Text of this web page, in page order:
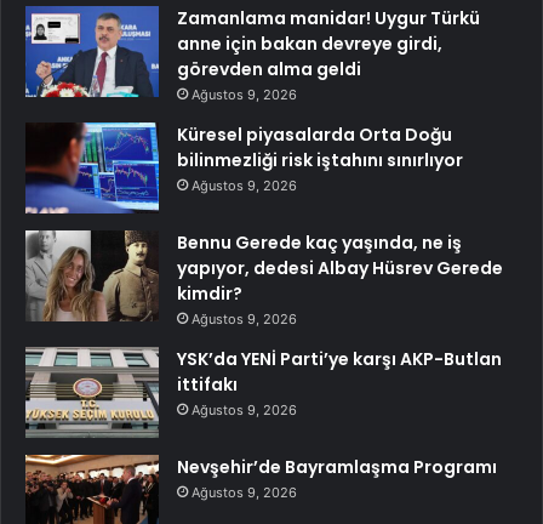
Zamanlama manidar! Uygur Türkü
anne için bakan devreye girdi,
görevden alma geldi
Ağustos 9, 2026
Küresel piyasalarda Orta Doğu
bilinmezliği risk iştahını sınırlıyor
Ağustos 9, 2026
Bennu Gerede kaç yaşında, ne iş
yapıyor, dedesi Albay Hüsrev Gerede
kimdir?
Ağustos 9, 2026
YSK’da YENİ Parti’ye karşı AKP-Butlan
ittifakı
Ağustos 9, 2026
Nevşehir’de Bayramlaşma Programı
Ağustos 9, 2026